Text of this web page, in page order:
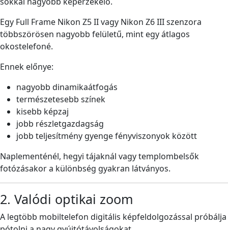
Egy Full Frame Nikon Z5 II vagy Nikon Z6 III szenzora
többszörösen nagyobb felületű, mint egy átlagos
okostelefoné.
Ennek előnye:
nagyobb dinamikaátfogás
természetesebb színek
kisebb képzaj
jobb részletgazdagság
jobb teljesítmény gyenge fényviszonyok között
Naplementénél, hegyi tájaknál vagy templombelsők
fotózásakor a különbség gyakran látványos.
2. Valódi optikai zoom
A legtöbb mobiltelefon digitális képfeldolgozással próbálja